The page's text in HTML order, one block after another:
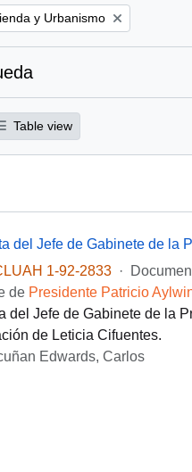
y Urbanismo
Table view
del Jefe de Gabinete de la
1-92-2833
·
de Presidente Patricio
del Jefe de Gabinete de la
de Leticia Cifuentes.
Edwards, Carlos